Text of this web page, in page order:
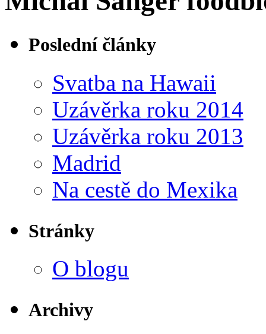
Poslední články
Svatba na Hawaii
Uzávěrka roku 2014
Uzávěrka roku 2013
Madrid
Na cestě do Mexika
Stránky
O blogu
Archivy